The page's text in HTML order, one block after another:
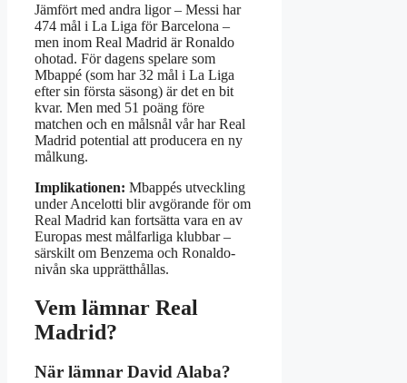
Jämfört med andra ligor – Messi har
474 mål i La Liga för Barcelona –
men inom Real Madrid är Ronaldo
ohotad. För dagens spelare som
Mbappé (som har 32 mål i La Liga
efter sin första säsong) är det en bit
kvar. Men med 51 poäng före
matchen och en målsnål vår har Real
Madrid potential att producera en ny
målkung.
Implikationen: Mbappés utveckling
under Ancelotti blir avgörande för om
Real Madrid kan fortsätta vara en av
Europas mest målfarliga klubbar –
särskilt om Benzema och Ronaldo-
nivån ska upprätthållas.
Vem lämnar Real
Madrid?
När lämnar David Alaba?